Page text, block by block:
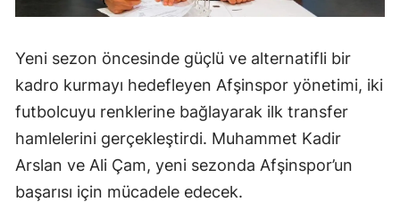
Yeni sezon öncesinde güçlü ve alternatifli bir
kadro kurmayı hedefleyen Afşinspor yönetimi, iki
futbolcuyu renklerine bağlayarak ilk transfer
hamlelerini gerçekleştirdi. Muhammet Kadir
Arslan ve Ali Çam, yeni sezonda Afşinspor’un
başarısı için mücadele edecek.